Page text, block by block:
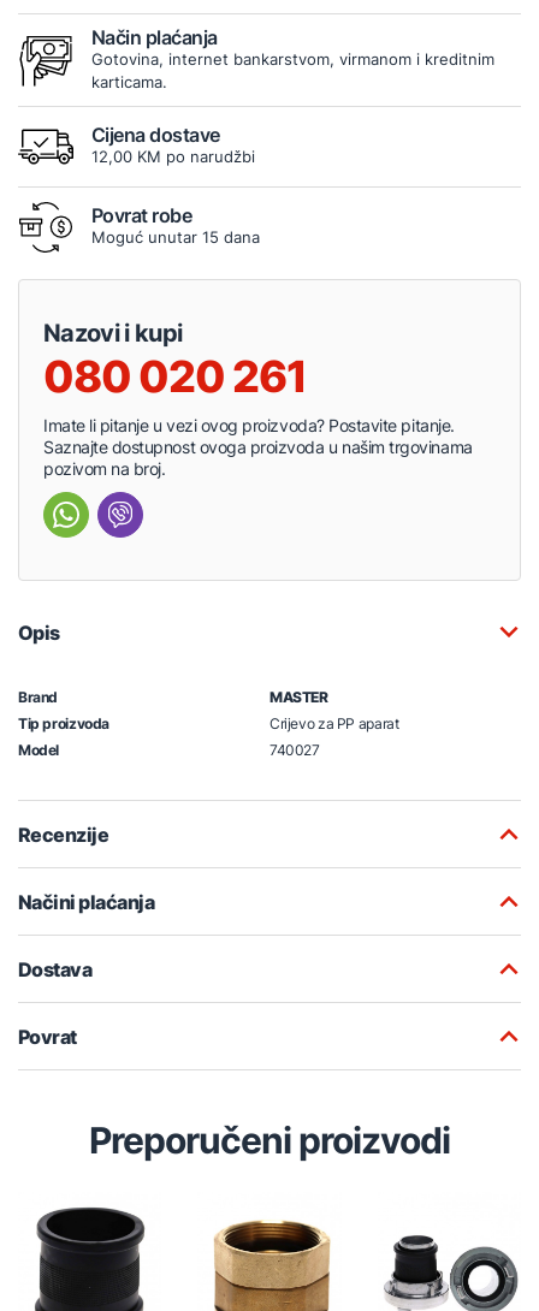
Način plaćanja
Gotovina, internet bankarstvom, virmanom i kreditnim
karticama.
Cijena dostave
12,00 KM po narudžbi
Povrat robe
Moguć unutar 15 dana
Nazovi i kupi
080 020 261
Imate li pitanje u vezi ovog proizvoda? Postavite pitanje.
Saznajte dostupnost ovoga proizvoda u našim trgovinama
pozivom na broj.
Opis
Brand
MASTER
Tip proizvoda
Crijevo za PP aparat
Model
740027
Recenzije
Načini plaćanja
Dostava
Povrat
Preporučeni proizvodi